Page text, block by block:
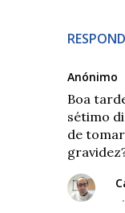
Anónimo
Boa
sétimo
de